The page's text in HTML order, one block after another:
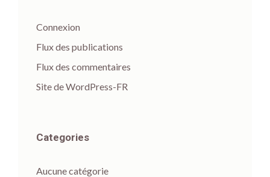
Connexion
Flux des publications
Flux des commentaires
Site de WordPress-FR
Categories
Aucune catégorie